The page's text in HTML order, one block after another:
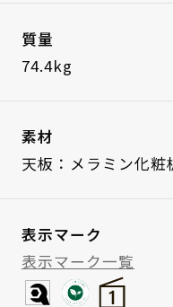
質量
74.4kg
素材
天板：メラミン化粧
表示マーク
表示マーク一覧